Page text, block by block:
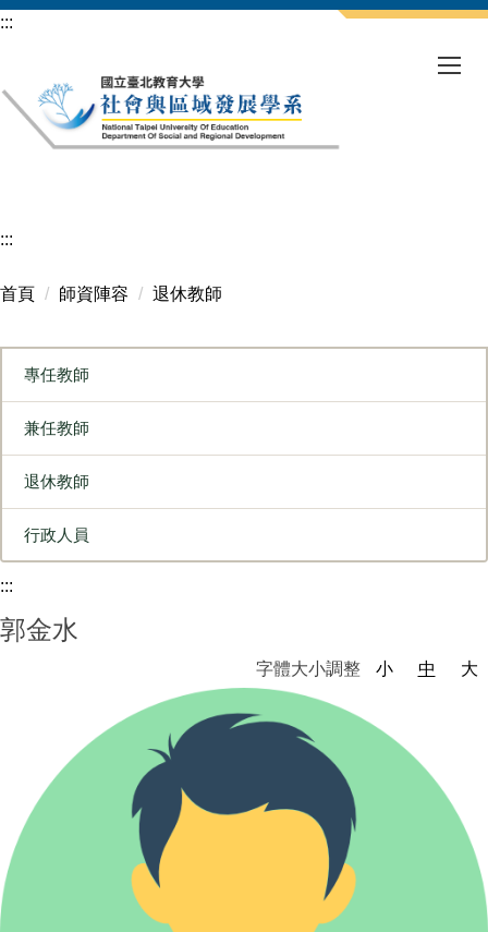
跳
要
內
:::
:::
首頁 師資陣容 退休教師
專任教師
兼任教師
退休教師
行政人員
:::
郭金水
字體大小調整 小 中 大